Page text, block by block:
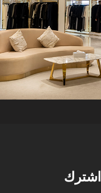
اشترك